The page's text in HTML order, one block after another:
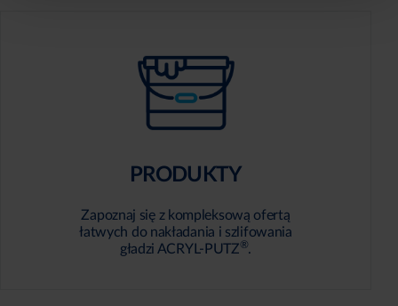
PRODUKTY
Zapoznaj się z kompleksową ofertą
łatwych do nakładania i szlifowania
gładzi ACRYL-PUTZ®.